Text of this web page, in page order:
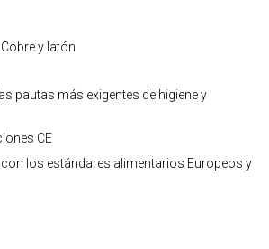
y latón
pautas más exigentes de higiene y
CE
los estándares alimentarios Europeos y